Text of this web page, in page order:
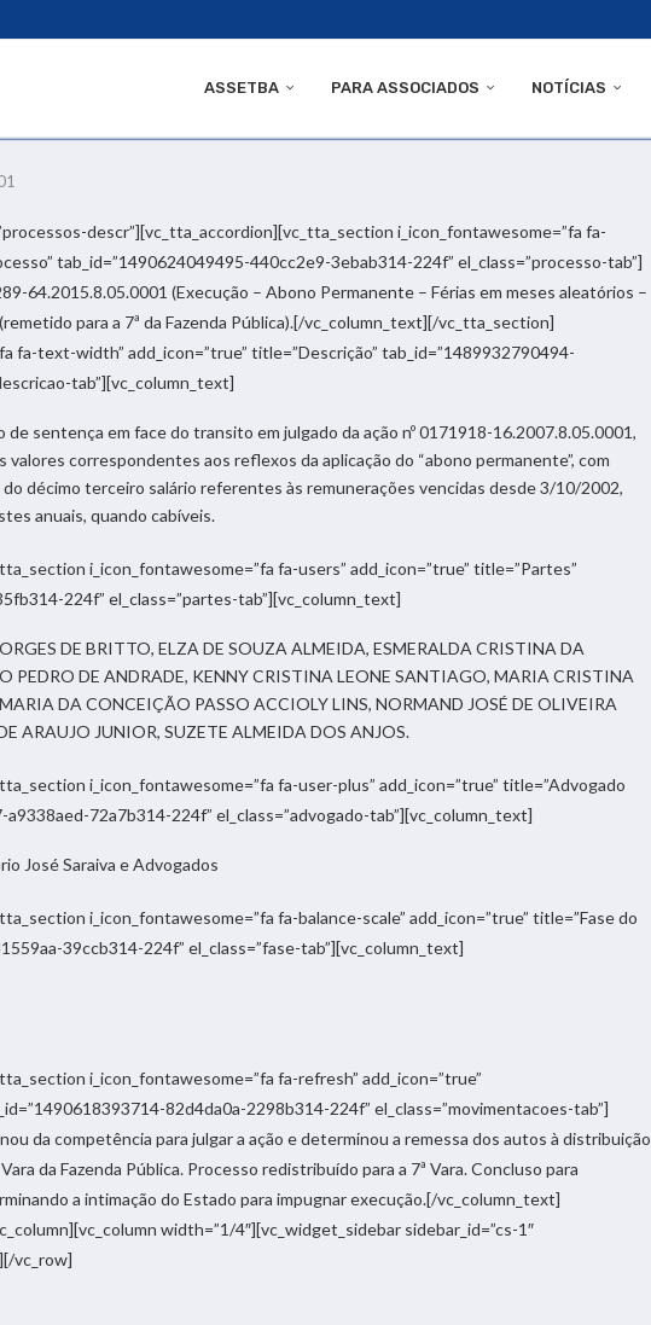
ASSETBA PARA ASSOCIADOS NOTÍCIAS
descr”][vc_tta_accordion][vc_tta_section i_icon_fontawesome=”fa fa-
tab_id=”1490624049495-440cc2e9-3ebab314-224f” el_class=”processo-tab”]
64.2015.8.05.0001 (Execução – Abono Permanente – Férias em meses aleatórios –
para a 7ª da Fazenda Pública).[/vc_column_text][/vc_tta_section]
fa-text-width” add_icon=”true” title=”Descrição” tab_id=”1489932790494-
tab”][vc_column_text]
de sentença em face do transito em julgado da ação nº 0171918-16.2007.8.05.0001,
correspondentes aos reflexos da aplicação do “abono permanente”, com
décimo terceiro salário referentes às remunerações vencidas desde 3/10/2002,
anuais, quando cabíveis.
i_icon_fontawesome=”fa fa-users” add_icon=”true” title=”Partes”
224f” el_class=”partes-tab”][vc_column_text]
DE BRITTO, ELZA DE SOUZA ALMEIDA, ESMERALDA CRISTINA DA
PEDRO DE ANDRADE, KENNY CRISTINA LEONE SANTIAGO, MARIA CRISTINA
DA CONCEIÇÃO PASSO ACCIOLY LINS, NORMAND JOSÉ DE OLIVEIRA
ARAUJO JUNIOR, SUZETE ALMEIDA DOS ANJOS.
i_icon_fontawesome=”fa fa-user-plus” add_icon=”true” title=”Advogado
72a7b314-224f” el_class=”advogado-tab”][vc_column_text]
José Saraiva e Advogados
i_icon_fontawesome=”fa fa-balance-scale” add_icon=”true” title=”Fase do
39ccb314-224f” el_class=”fase-tab”][vc_column_text]
i_icon_fontawesome=”fa fa-refresh” add_icon=”true”
82d4da0a-2298b314-224f” el_class=”movimentacoes-tab”]
da competência para julgar a ação e determinou a remessa dos autos à distribuição
da Fazenda Pública. Processo redistribuído para a 7ª Vara. Concluso para
a intimação do Estado para impugnar execução.[/vc_column_text]
width=”1/4″][vc_widget_sidebar sidebar_id=”cs-1″
vc_row]